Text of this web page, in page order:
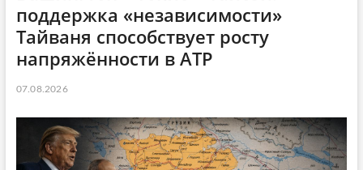
поддержка «независимости»
Тайваня способствует росту
напряжённости в АТР
07.08.2026